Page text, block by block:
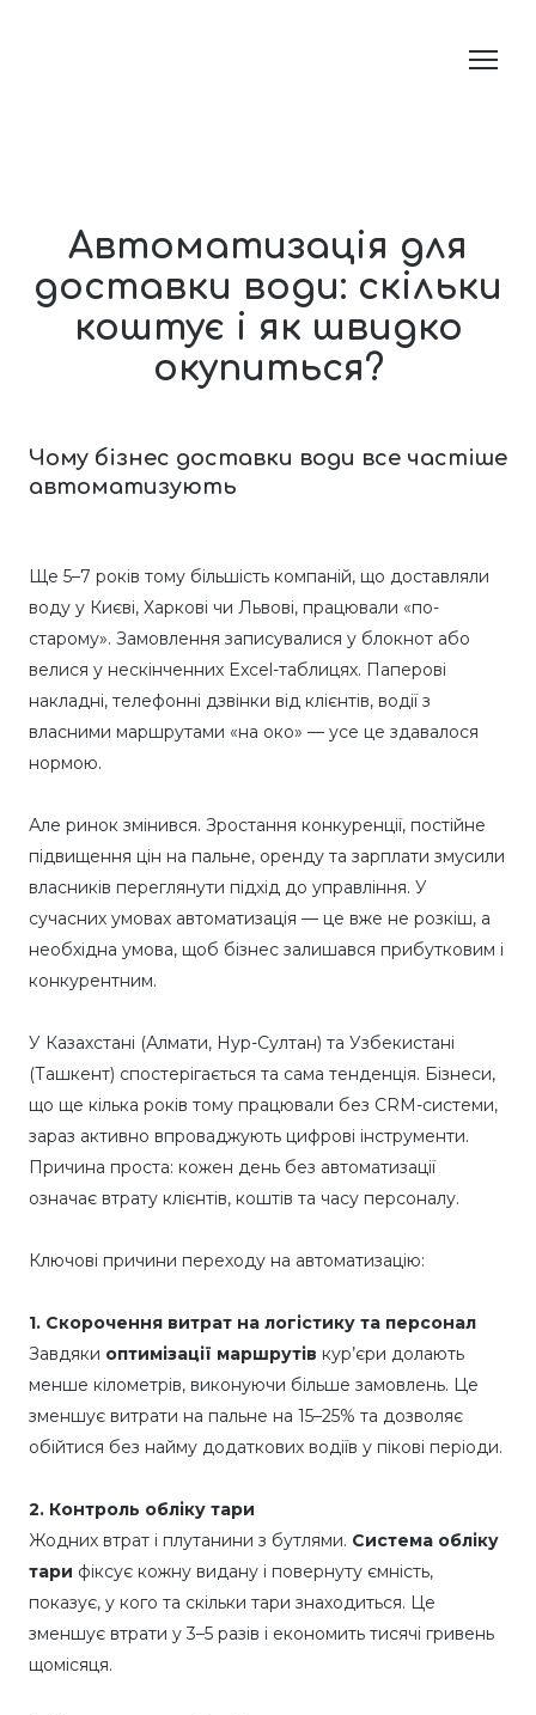
Автоматизація для
доставки води: скільки
коштує і як швидко
окупиться?
Чому бізнес доставки води все частіше
автоматизують
Ще 5–7 років тому більшість компаній, що доставляли
воду у Києві, Харкові чи Львові, працювали «по-
старому». Замовлення записувалися у блокнот або
велися у нескінченних Excel-таблицях. Паперові
накладні, телефонні дзвінки від клієнтів, водії з
власними маршрутами «на око» — усе це здавалося
нормою.
Але ринок змінився. Зростання конкуренції, постійне
підвищення цін на пальне, оренду та зарплати змусили
власників переглянути підхід до управління. У
сучасних умовах автоматизація — це вже не розкіш, а
необхідна умова, щоб бізнес залишався прибутковим і
конкурентним.
У Казахстані (Алмати, Нур-Султан) та Узбекистані
(Ташкент) спостерігається та сама тенденція. Бізнеси,
що ще кілька років тому працювали без CRM-системи,
зараз активно впроваджують цифрові інструменти.
Причина проста: кожен день без автоматизації
означає втрату клієнтів, коштів та часу персоналу.
Ключові причини переходу на автоматизацію:
1. Скорочення витрат на логістику та персонал
Завдяки оптимізації маршрутів кур’єри долають
менше кілометрів, виконуючи більше замовлень. Це
зменшує витрати на пальне на 15–25% та дозволяє
обійтися без найму додаткових водіїв у пікові періоди.
2. Контроль обліку тари
Жодних втрат і плутанини з бутлями. Система обліку
тари фіксує кожну видану і повернуту ємність,
показує, у кого та скільки тари знаходиться. Це
зменшує втрати у 3–5 разів і економить тисячі гривень
щомісяця.